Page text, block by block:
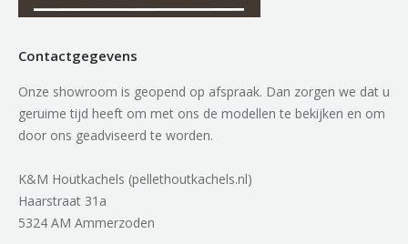
Contactgegevens
Onze showroom is geopend op afspraak. Dan zorgen we dat u
geruime tijd heeft om met ons de modellen te bekijken en om
door ons geadviseerd te worden.
K&M Houtkachels (pellethoutkachels.nl)
Haarstraat 31a
5324 AM Ammerzoden